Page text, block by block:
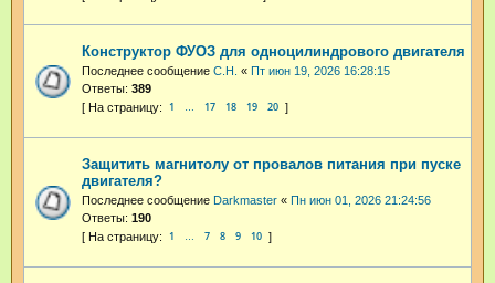
Конструктор ФУОЗ для одноцилиндрового двигателя
Последнее сообщение С.Н. « Пт июн 19, 2026 16:28:15
Ответы: 389
1 … 17 18 19 20
Защитить магнитолу от провалов питания при пуске
двигателя?
Последнее сообщение Darkmaster « Пн июн 01, 2026 21:24:56
Ответы: 190
1 7 8 9 10